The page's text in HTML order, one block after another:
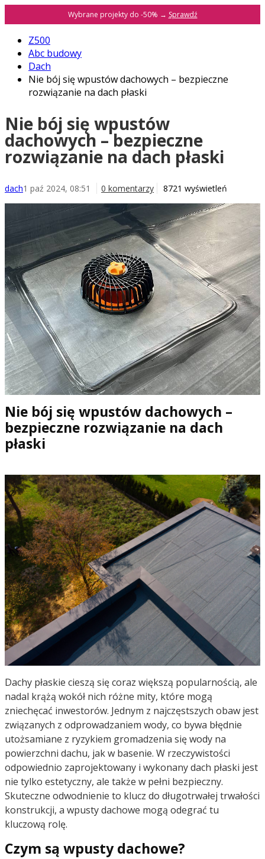
Wybrane projekty do -50% → Sprawdź
Z500
Abc budowy
Dach
Nie bój się wpustów dachowych – bezpieczne
rozwiązanie na dach płaski
Nie bój się wpustów
dachowych – bezpieczne
rozwiązanie na dach płaski
dach1 paź 2024, 08:51 0 komentarzy 8721 wyświetleń
Nie bój się wpustów dachowych –
bezpieczne rozwiązanie na dach
płaski
Dachy płaskie cieszą się coraz większą popularnością, ale
nadal krążą wokół nich różne mity, które mogą
zniechęcać inwestorów. Jednym z najczęstszych obaw jest
związanych z odprowadzaniem wody, co bywa błędnie
utożsamiane z ryzykiem gromadzenia się wody na
powierzchni dachu, jak w basenie. W rzeczywistości
odpowiednio zaprojektowany i wykonany dach płaski jest
nie tylko estetyczny, ale także w pełni bezpieczny.
Skuteczne odwodnienie to klucz do długotrwałej trwałości
konstrukcji, a wpusty dachowe mogą odegrać tu
kluczową rolę.
Czym są wpusty dachowe?